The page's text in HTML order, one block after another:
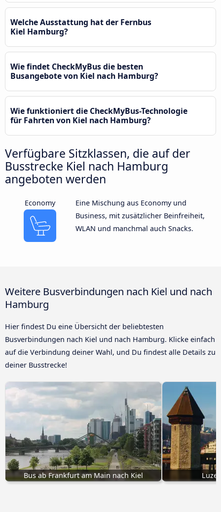
Welche Ausstattung hat der Fernbus
Kiel Hamburg?
Wie findet CheckMyBus die besten
Busangebote von Kiel nach Hamburg?
Wie funktioniert die CheckMyBus-Technologie
für Fahrten von Kiel nach Hamburg?
Verfügbare Sitzklassen, die auf der
Busstrecke Kiel nach Hamburg
angeboten werden
Economy
Eine Mischung aus Economy und
Business, mit zusätzlicher Beinfreiheit,
WLAN und manchmal auch Snacks.
Weitere Busverbindungen nach Kiel und nach
Hamburg
Hier findest Du eine Übersicht der beliebtesten
Busverbindungen nach Kiel und nach Hamburg. Klicke einfach
auf die Verbindung deiner Wahl, und Du findest alle Details zu
deiner Busstrecke!
Bus ab Frankfurt am Main nach Kiel